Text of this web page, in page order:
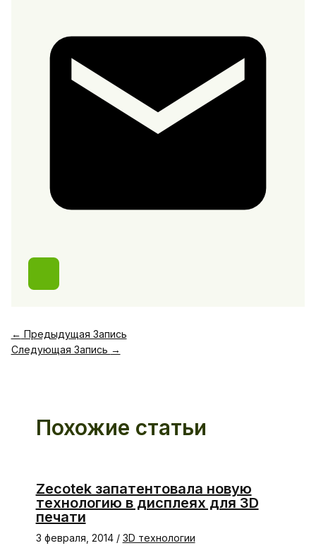
← Предыдущая Запись
Следующая Запись →
Похожие статьи
Zecotek запатентовала новую
технологию в дисплеях для 3D
печати
3 февраля, 2014 / 3D технологии